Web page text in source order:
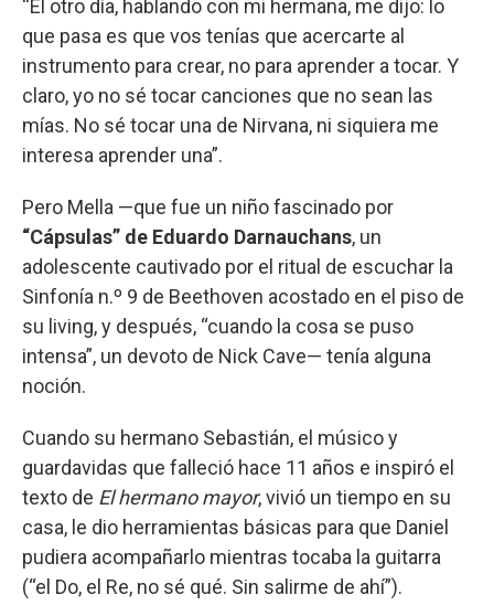
“El otro día, hablando con mi hermana, me dijo: lo
que pasa es que vos tenías que acercarte al
instrumento para crear, no para aprender a tocar. Y
claro, yo no sé tocar canciones que no sean las
mías. No sé tocar una de Nirvana, ni siquiera me
interesa aprender una”.
Pero Mella —que fue un niño fascinado por
“Cápsulas” de Eduardo Darnauchans, un
adolescente cautivado por el ritual de escuchar la
Sinfonía n.º 9 de Beethoven acostado en el piso de
su living, y después, “cuando la cosa se puso
intensa”, un devoto de Nick Cave— tenía alguna
noción.
Cuando su hermano Sebastián, el músico y
guardavidas que falleció hace 11 años e inspiró el
texto de El hermano mayor, vivió un tiempo en su
casa, le dio herramientas básicas para que Daniel
pudiera acompañarlo mientras tocaba la guitarra
(“el Do, el Re, no sé qué. Sin salirme de ahí”).